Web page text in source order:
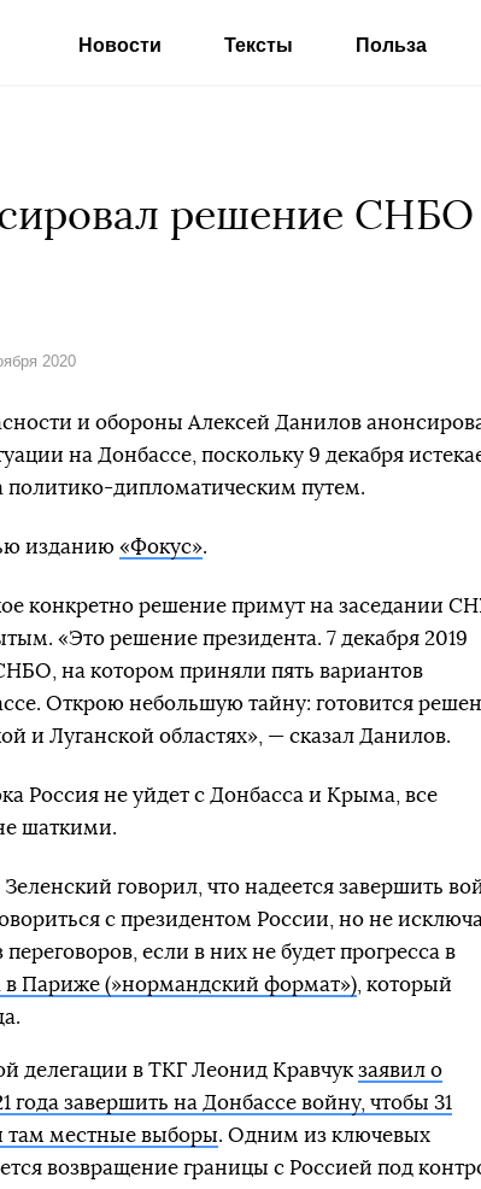
Новости Тексты Польза
решение СНБО
2020
и обороны Алексей Данилов
на Донбассе, поскольку 9 декабря
политико-дипломатическим путем.
изданию «Фокус».
конкретно решение примут на заседании
«Это решение президента. 7 декабря 2019
на котором приняли пять вариантов
Открою небольшую тайну: готовится
и Луганской областях», — сказал Данилов.
Россия не уйдет с Донбасса и Крыма, все
шаткими.
говорил, что надеется завершить
с президентом России, но не
если в них не будет прогресса в
в Париже (»нормандский формат») , который
делегации в ТКГ Леонид Кравчук заявил о
года завершить на Донбассе войну, чтобы 31
там местные выборы. Одним из ключевых
возвращение границы с Россией под